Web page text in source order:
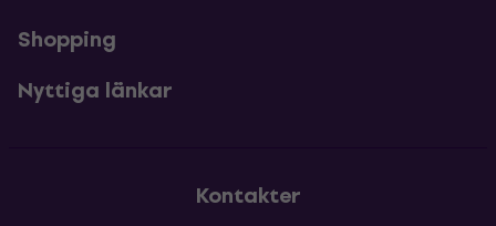
Shopping
Nyttiga länkar
Kontakter